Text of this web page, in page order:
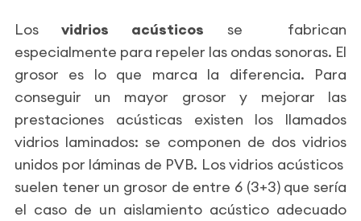
Losvidrios acústicos se fabrican
especialmente para repeler las ondas sonoras. El
grosor es lo que marca la diferencia. Para
conseguir un mayor grosor y mejorar las
prestaciones acústicas existen los llamados
vidrios laminados: se componen de dos vidrios
unidos por láminas de PVB. Los vidrios acústicos
suelen tener un grosor de entre 6 (3+3) que sería
el caso de un aislamiento acústico adecuado